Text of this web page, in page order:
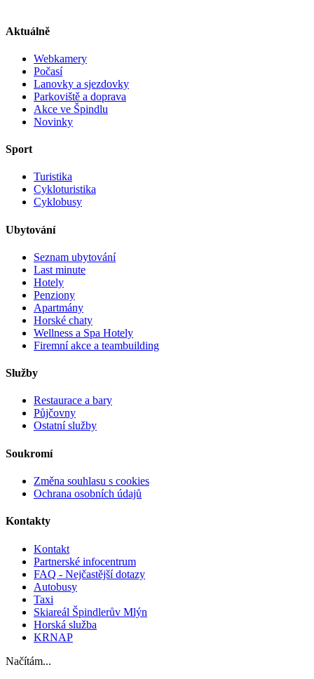
Aktuálně
Webkamery
Počasí
Lanovky a sjezdovky
Parkoviště a doprava
Akce ve Špindlu
Novinky
Sport
Turistika
Cykloturistika
Cyklobusy
Ubytování
Seznam ubytování
Last minute
Hotely
Penziony
Apartmány
Horské chaty
Wellness a Spa Hotely
Firemní akce a teambuilding
Služby
Restaurace a bary
Půjčovny
Ostatní služby
Soukromí
Změna souhlasu s cookies
Ochrana osobních údajů
Kontakty
Kontakt
Partnerské infocentrum
FAQ - Nejčastější dotazy
Autobusy
Taxi
Skiareál Špindlerův Mlýn
Horská služba
KRNAP
Načítám...